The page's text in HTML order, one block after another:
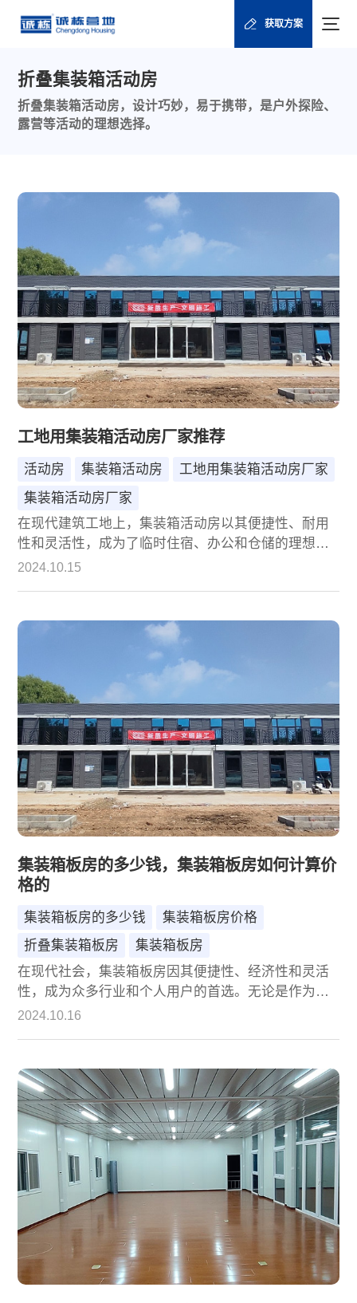
获取方案
折叠集装箱活动房
折叠集装箱活动房，设计巧妙，易于携带，是户外探险、
露营等活动的理想选择。
工地用集装箱活动房厂家推荐
活动房 集装箱活动房
工地用集装箱活动房厂家
集装箱活动房厂家
在现代建筑工地上，集装箱活动房以其便捷性、耐用
性和灵活性，成为了临时住宿、办公和仓储的理想选
择。然而，在众多集装箱活动房厂家中，如何挑选一
一家在业界享有盛誉的集装箱活动房厂家——诚栋，
它以其卓越的产品品质、专业的服务团队和丰富的行
业经验，赢得了广大客户的信赖与好评。
2024.10.15
集装箱板房的多少钱，集装箱板房如何计算价
格的
集装箱板房的多少钱
集装箱板房价格
折叠集装箱板房
集装箱板房
在现代社会，集装箱板房因其便捷性、经济性和灵活
性，成为众多行业和个人用户的首选。无论是作为临
时住所、办公空间、商业店铺，还是作为创意民宿和
在疑惑。本文将深入探讨集装箱板房的价格构成，以
及如何计算其价格，帮助您做出明智的选择。
2024.10.16